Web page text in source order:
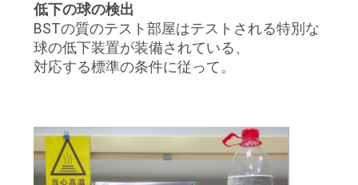
低下の球の検出
BSTの質のテスト部屋はテストされる特別な
球の低下装置が装備されている、
対応する標準の条件に従って。